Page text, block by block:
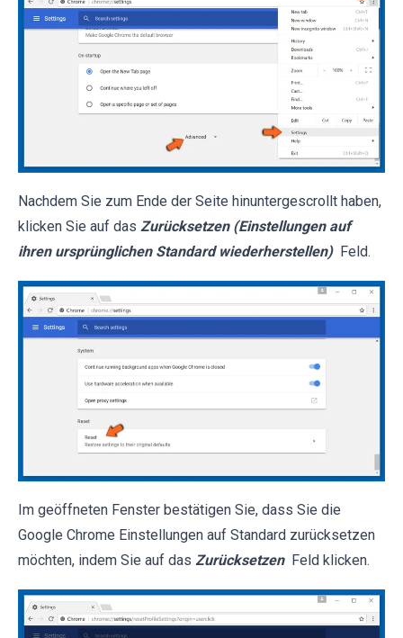
Nachdem Sie zum Ende der Seite hinuntergescrollt haben,
klicken Sie auf das Zurücksetzen (Einstellungen auf
ihren ursprünglichen Standard wiederherstellen) Feld.
Im geöffneten Fenster bestätigen Sie, dass Sie die
Google Chrome Einstellungen auf Standard zurücksetzen
möchten, indem Sie auf das Zurücksetzen Feld klicken.